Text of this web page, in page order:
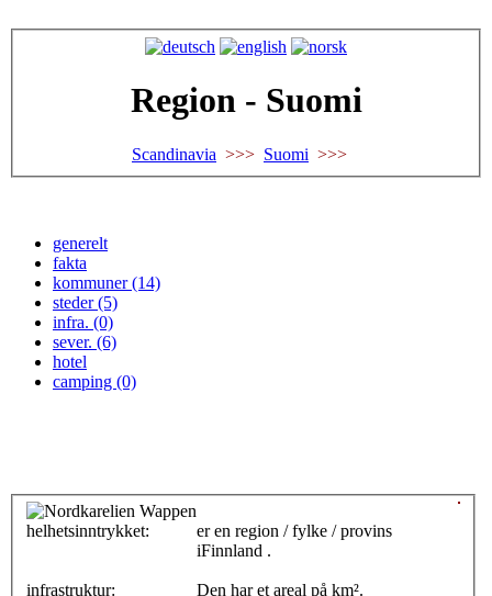
Region - Suomi
Scandinavia >>> Suomi
generelt
fakta
kommuner (14)
steder (5)
infra. (0)
sever. (6)
hotel
camping (0)
helhetsinntrykket:
infrastruktur:
er en region / fylke / provins
iFinnland .
Den har et areal på km².